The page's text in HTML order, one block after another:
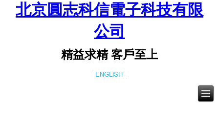
北京圓志科信電子科技有限
公司
精益求精 客戶至上